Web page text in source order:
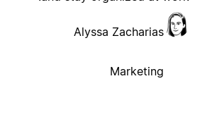
Alyssa Zacharias
Marketing